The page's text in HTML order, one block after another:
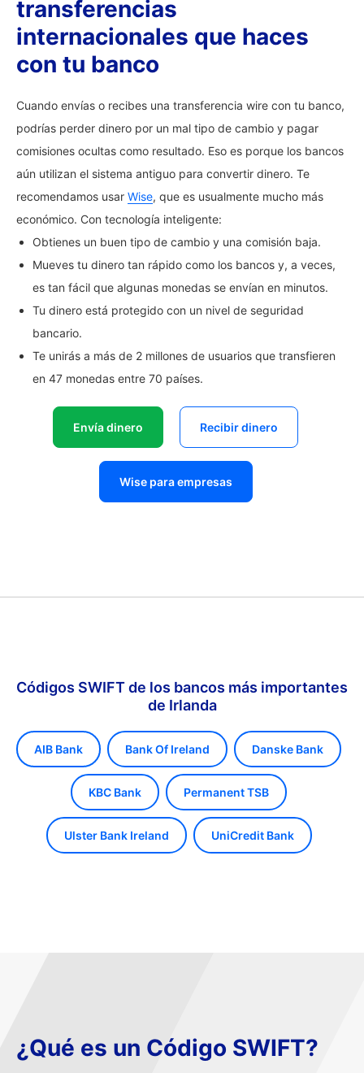
transferencias
internacionales que haces
con tu banco
Cuando envías o recibes una transferencia wire con tu banco,
podrías perder dinero por un mal tipo de cambio y pagar
comisiones ocultas como resultado. Eso es porque los bancos
aún utilizan el sistema antiguo para convertir dinero. Te
recomendamos usar Wise, que es usualmente mucho más
económico. Con tecnología inteligente:
Obtienes un buen tipo de cambio y una comisión baja.
Mueves tu dinero tan rápido como los bancos y, a veces,
es tan fácil que algunas monedas se envían en minutos.
Tu dinero está protegido con un nivel de seguridad
bancario.
Te unirás a más de 2 millones de usuarios que transfieren
en 47 monedas entre 70 países.
Envía dinero Recibir dinero
Wise para empresas
Códigos SWIFT de los bancos más importantes
de Irlanda
AIB Bank Bank Of Ireland Danske Bank
KBC Bank Permanent TSB
Ulster Bank Ireland UniCredit Bank
¿Qué es un Código SWIFT?